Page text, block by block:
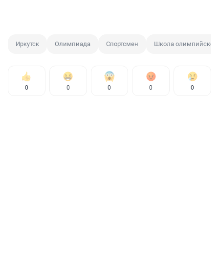
Иркутск Олимпиада Спортсмен Школа
0 0 0 0 0